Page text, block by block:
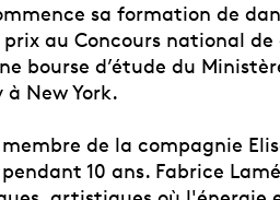
sa formation de
au Concours national de
bourse d’étude du
New York.
de la compagnie
10 ans. Fabrice